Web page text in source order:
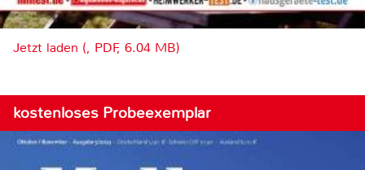
Jetzt laden (, PDF, 6.04 MB)
kostenloses Probeexemplar